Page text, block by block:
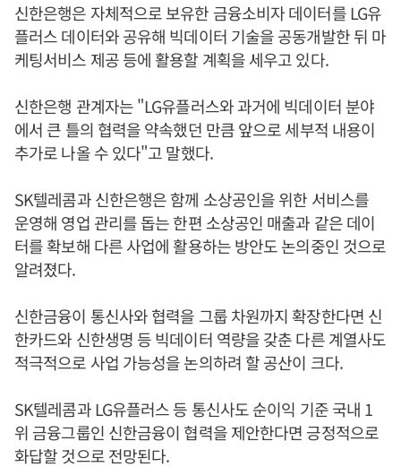
신한은행은 자체적으로 보유한 금융소비자 데이터를 LG유
플러스 데이터와 공유해 빅데이터 기술을 공동개발한 뒤 마
케팅서비스 제공 등에 활용할 계획을 세우고 있다.
신한은행 관계자는 "LG유플러스와 과거에 빅데이터 분야
에서 큰 틀의 협력을 약속했던 만큼 앞으로 세부적 내용이
추가로 나올 수 있다"고 말했다.
SK텔레콤과 신한은행은 함께 소상공인을 위한 서비스를
운영해 영업 관리를 돕는 한편 소상공인 매출과 같은 데이
터를 확보해 다른 사업에 활용하는 방안도 논의중인 것으로
알려졌다.
신한금융이 통신사와 협력을 그룹 차원까지 확장한다면 신
한카드와 신한생명 등 빅데이터 역량을 갖춘 다른 계열사도
적극적으로 사업 가능성을 논의하려 할 공산이 크다.
SK텔레콤과 LG유플러스 등 통신사도 순이익 기준 국내 1
위 금융그룹인 신한금융이 협력을 제안한다면 긍정적으로
화답할 것으로 전망된다.